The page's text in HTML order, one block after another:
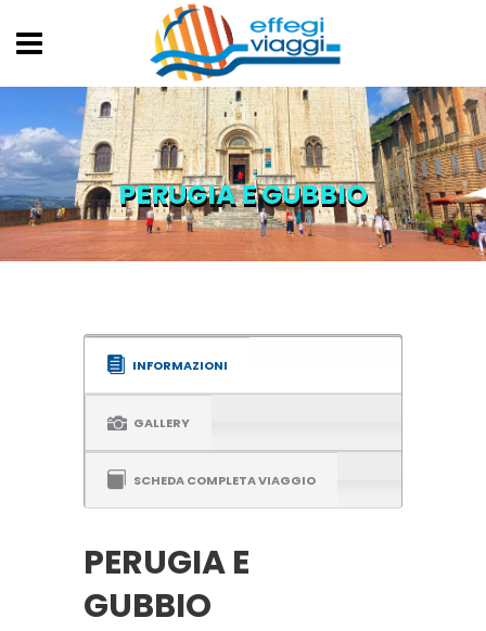
PERUGIA E GUBBIO
INFORMAZIONI
GALLERY
SCHEDA COMPLETA VIAGGIO
PERUGIA E
GUBBIO